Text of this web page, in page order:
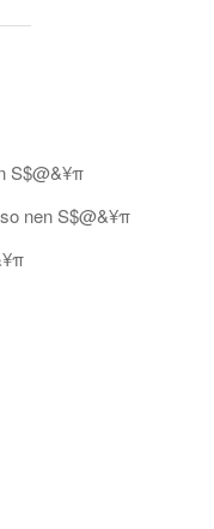
S$@&¥π
nen S$@&¥π